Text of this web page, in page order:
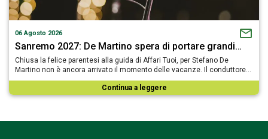
06 Agosto 2026
Sanremo 2027: De Martino spera di portare grandi…
Chiusa la felice parentesi alla guida di Affari Tuoi, per Stefano De
Martino non è ancora arrivato il momento delle vacanze. Il conduttore…
Continua a leggere